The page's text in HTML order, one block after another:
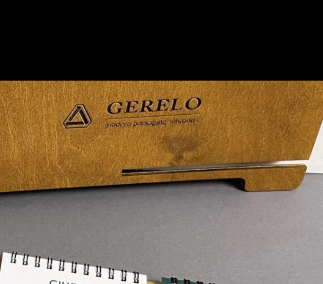
Корзина пуста.
До Магазину